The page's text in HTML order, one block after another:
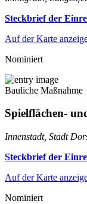
Steckbrief der
Auf der Karte
Nominiert
Bauliche Maßnahme
Spielflächen-
Innenstadt, Stadt
Steckbrief der
Auf der Karte
Nominiert